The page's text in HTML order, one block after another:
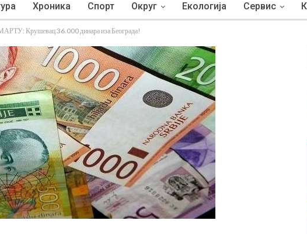
Хроника Спорт Округ Екологија Сервис
Крушевац 36.000 динара иза Београда!